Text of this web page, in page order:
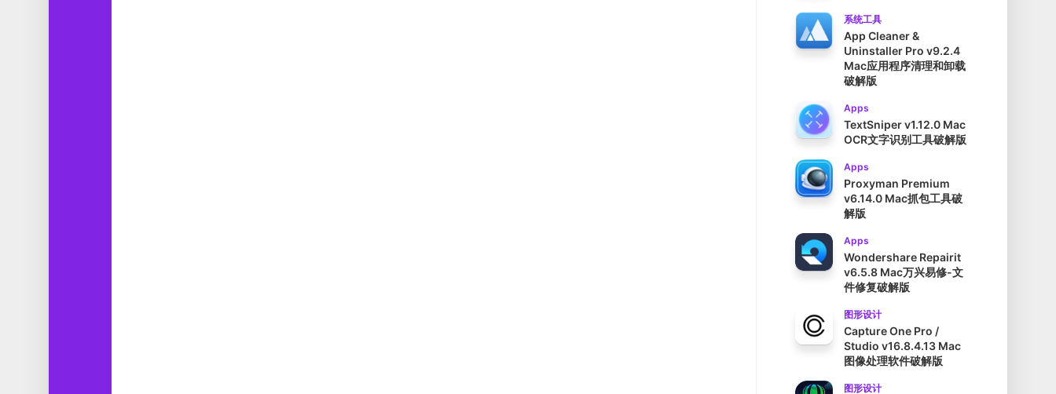
系统工具
App Cleaner &
Uninstaller Pro v9.2.4
Mac应用程序清理和卸载
破解版
Apps
TextSniper v1.12.0 Mac
OCR文字识别工具破解版
Apps
Proxyman Premium
v6.14.0 Mac抓包工具破
解版
Apps
Wondershare Repairit
v6.5.8 Mac万兴易修-文
件修复破解版
图形设计
Capture One Pro /
Studio v16.8.4.13 Mac
图像处理软件破解版
图形设计